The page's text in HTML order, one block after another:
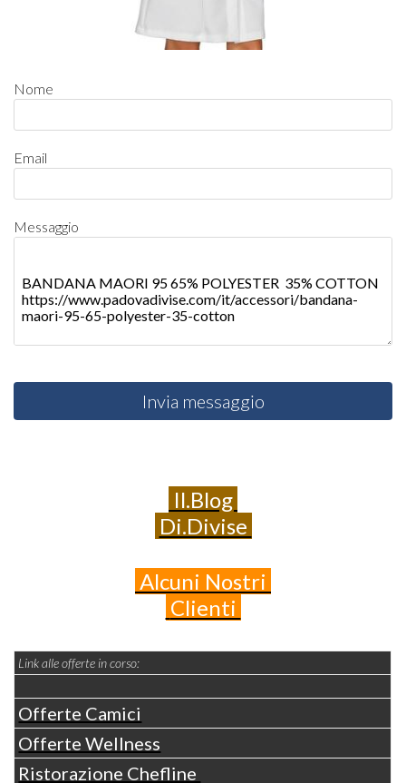
Nome
Email
Messaggio
Invia messaggio
Il.Blog
Di.Divise
Alcuni Nostri
Clienti
Link alle offerte in corso:
Offerte Camici
Offerte Wellness
Ristorazione Chefline